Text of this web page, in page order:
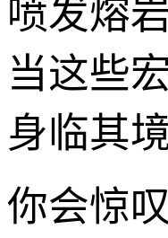
喷发熔
当这些
身临其
你会惊